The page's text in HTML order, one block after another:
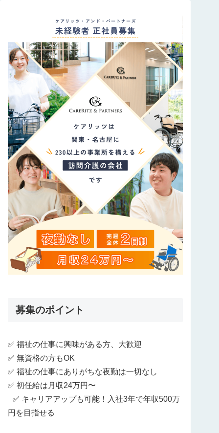
募集のポイント
✅ 福祉の仕事に興味がある方、大歓迎
✅ 無資格の方もOK
✅ 福祉の仕事にありがちな夜勤は一切なし
✅ 初任給は月収24万円〜
✅ キャリアアップも可能！入社3年で年収500万
円を目指せる